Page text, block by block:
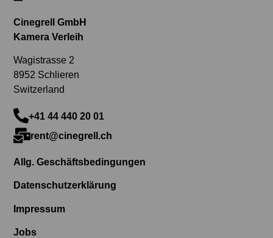
Cinegrell GmbH
Kamera Verleih
Wagistrasse 2
8952 Schlieren
Switzerland
+41 44 440 20 01
rent@cinegrell.ch
Allg. Geschäftsbedingungen
Datenschutzerklärung
Impressum
Jobs